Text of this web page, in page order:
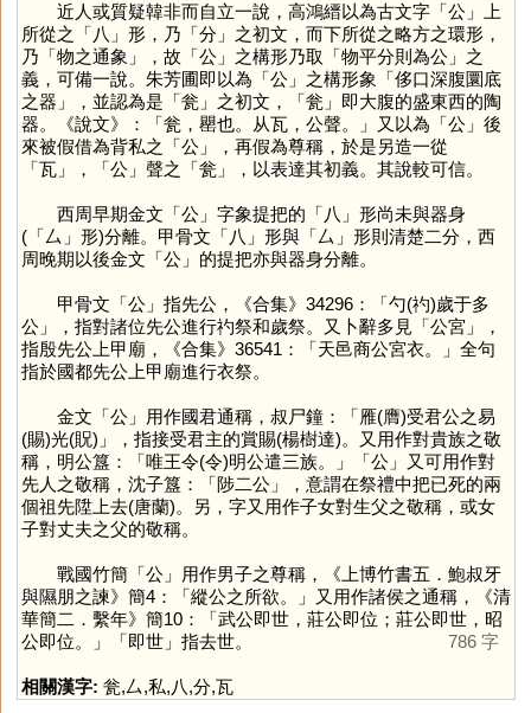
近人或質疑韓非而自立一說，高鴻縉以為古文字「公 」上
所從之「八 」形，乃「分」之初文，而下所從之略方之環形，
乃「物之通象」，故「公 」之構形乃取「物平分則為公」之
義，可備一說。朱芳圃即以為「公 」之構形象「侈口深腹圜底
之器」，並認為是「瓮」之初文，「瓮」即大腹的盛東西的陶
器。《說文》：「瓮，罌也。从瓦，公聲。」又以為「公 」後
來被假借為背私之「公 」，再假為尊稱，於是另造一從
「瓦」，「公 」聲之「瓮」，以表達其初義。其說較可信。
西周早期金文「公 」字象提把的「八 」形尚未與器身
(「厶 」形)分離。甲骨文「八 」形與「厶 」形則清楚二分，西
周晚期以後金文「公 」的提把亦與器身分離。
甲骨文「公 」指先公，《合集》34296：「勺(礿)歲于多
公」，指對諸位先公進行礿祭和歲祭。又卜辭多見「公宮」，
指殷先公上甲廟，《合集》36541：「天邑商公宮衣。」全句
指於國都先公上甲廟進行衣祭。
金文「公 」用作國君通稱，叔尸鐘：「雁(膺)受君公之易
(賜)光(貺)」，指接受君主的賞賜(楊樹達)。又用作對貴族之敬
稱，明公簋：「唯王令(令)明公遣三族。」「公 」又可用作對
先人之敬稱，沈子簋：「陟二公」，意謂在祭禮中把已死的兩
個祖先陞上去(唐蘭)。另，字又用作子女對生父之敬稱，或女
子對丈夫之父的敬稱。
戰國竹簡「公 」用作男子之尊稱，《上博竹書五．鮑叔牙
與隰朋之諫》簡4：「縱公之所欲。」又用作諸侯之通稱，《清
華簡二．繫年》簡10：「武公即世，莊公即位；莊公即世，昭
公即位。」「即世」指去世。
786 字
相關漢字: 瓮,厶,私,八,分,瓦